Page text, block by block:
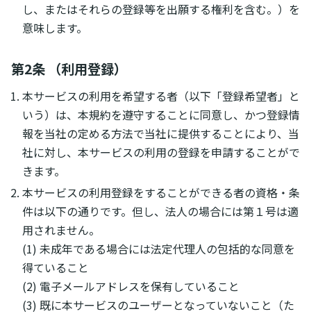
し、またはそれらの登録等を出願する権利を含む。）を
意味します。
第2条 （利用登録）
本サービスの利用を希望する者（以下「登録希望者」と
いう）は、本規約を遵守することに同意し、かつ登録情
報を当社の定める方法で当社に提供することにより、当
社に対し、本サービスの利用の登録を申請することがで
きます。
本サービスの利用登録をすることができる者の資格・条
件は以下の通りです。但し、法人の場合には第１号は適
用されません。
(1) 未成年である場合には法定代理人の包括的な同意を
得ていること
(2) 電子メールアドレスを保有していること
(3) 既に本サービスのユーザーとなっていないこと（た